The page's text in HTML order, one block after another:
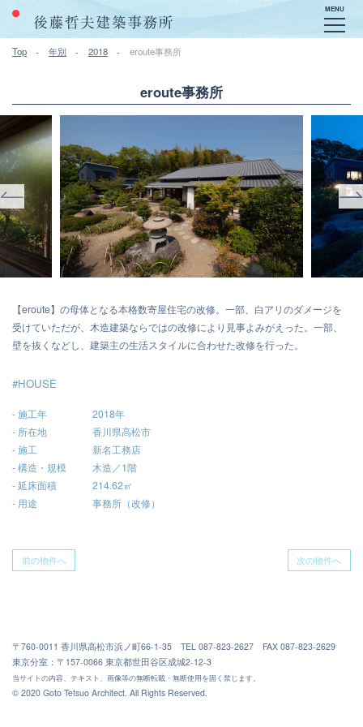
MENU
Top 年別 2018 eroute事務所
eroute事務所
【eroute】の母体となる本格数寄屋住宅の改修。一部、白アリのダメージを
受けていただが、木造建築ならではの改修により見事よみがえった。一部、
壁を抜くなどし、建築主の生活スタイルに合わせた改修を行った。
#HOUSE
施工年
2018年
所在地
香川県高松市
施工
新名工務店
構造・規模
木造／1階
延床面積
214.62㎡
用途
事務所（改修）
前の物件へ 次の物件へ
〒760-0011 香川県高松市浜ノ町66-1-35 TEL 087-823-2627 FAX 087-823-2629
東京分室：〒157-0066 東京都世田谷区成城2-12-3
当サイトの内容、テキスト、画像等の無断転載・無断使用を固く禁じます。
© 2020 Goto Tetsuo Architect. All Rights Reserved.